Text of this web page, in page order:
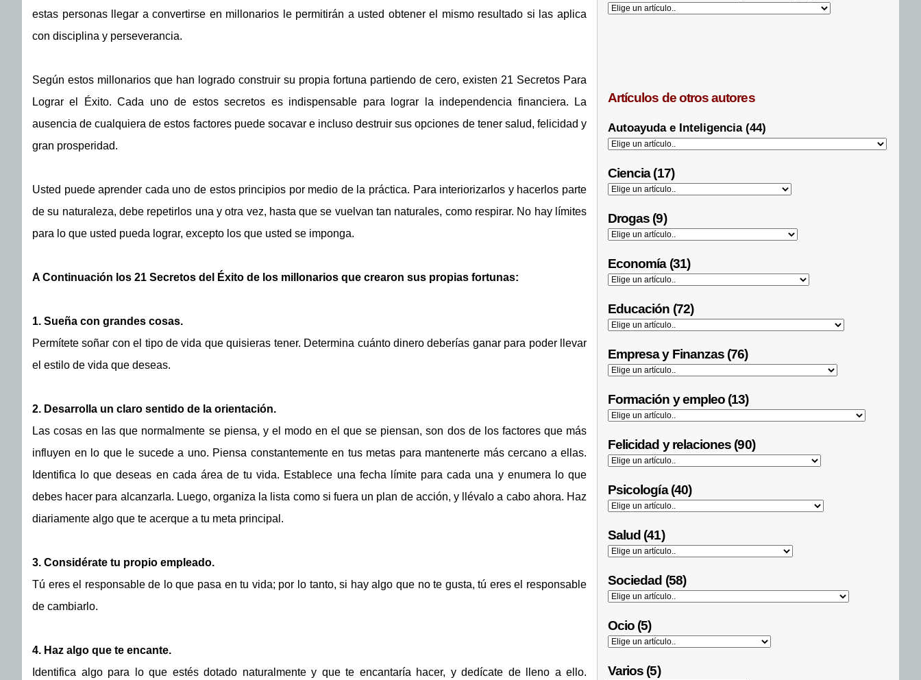
estas personas llegar a convertirse en millonarios le permitirán a usted obtener el mismo resultado si las aplica
con disciplina y perseverancia.
Según estos millonarios que han logrado construir su propia fortuna partiendo de cero, existen 21 Secretos Para
Lograr el Éxito. Cada uno de estos secretos es indispensable para lograr la independencia financiera. La
ausencia de cualquiera de estos factores puede socavar e incluso destruir sus opciones de tener salud, felicidad y
gran prosperidad.
Usted puede aprender cada uno de estos principios por medio de la práctica. Para interiorizarlos y hacerlos parte
de su naturaleza, debe repetirlos una y otra vez, hasta que se vuelvan tan naturales, como respirar. No hay límites
para lo que usted pueda lograr, excepto los que usted se imponga.
A Continuación los 21 Secretos del Éxito de los millonarios que crearon sus propias fortunas:
1. Sueña con grandes cosas.
Permítete soñar con el tipo de vida que quisieras tener. Determina cuánto dinero deberías ganar para poder llevar
el estilo de vida que deseas.
2. Desarrolla un claro sentido de la orientación.
Las cosas en las que normalmente se piensa, y el modo en el que se piensan, son dos de los factores que más
influyen en lo que le sucede a uno. Piensa constantemente en tus metas para mantenerte más cercano a ellas.
Identifica lo que deseas en cada área de tu vida. Establece una fecha límite para cada una y enumera lo que
debes hacer para alcanzarla. Luego, organiza la lista como si fuera un plan de acción, y llévalo a cabo ahora. Haz
diariamente algo que te acerque a tu meta principal.
3. Considérate tu propio empleado.
Tú eres el responsable de lo que pasa en tu vida; por lo tanto, si hay algo que no te gusta, tú eres el responsable
de cambiarlo.
4. Haz algo que te encante.
Identifica algo para lo que estés dotado naturalmente y que te encantaría hacer, y dedícate de lleno a ello.
Artículos de otros autores
Autoayuda e Inteligencia (44)
Ciencia (17)
Drogas (9)
Economía (31)
Educación (72)
Empresa y Finanzas (76)
Formación y empleo (13)
Felicidad y relaciones (90)
Psicología (40)
Salud (41)
Sociedad (58)
Ocio (5)
Varios (5)